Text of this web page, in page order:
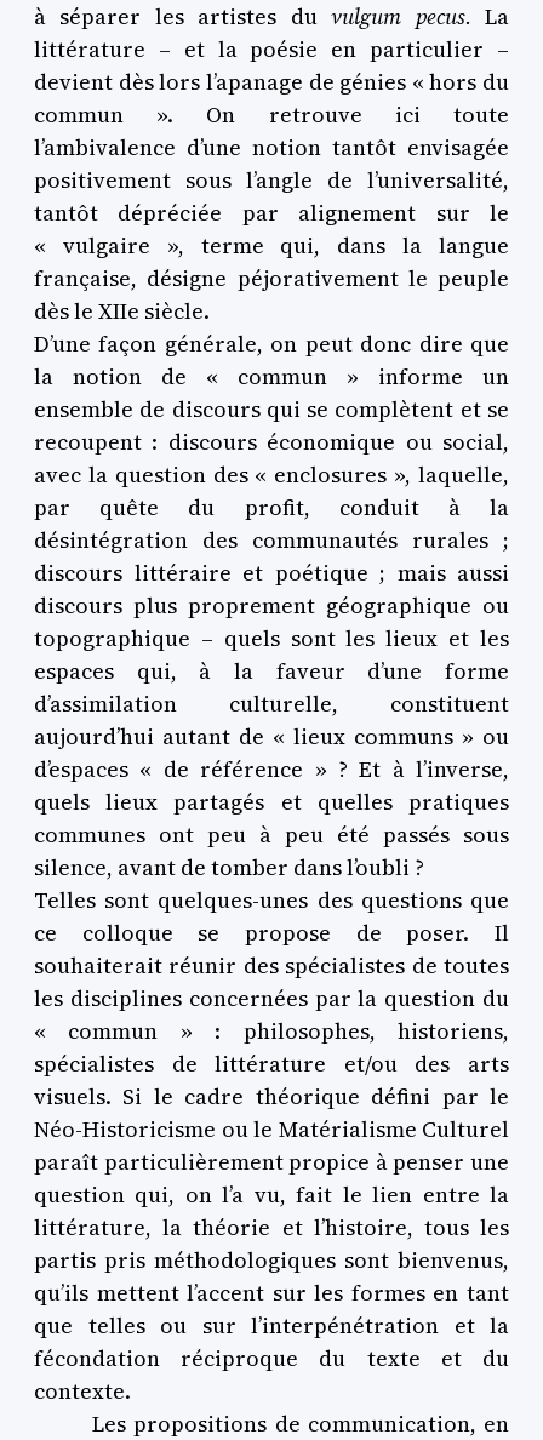
à séparer les artistes duvulgum pecus. La
littérature – et la poésie en particulier –
devient dès lors l’apanage de génies « hors du
commun ». On retrouve ici toute
l’ambivalence d’une notion tantôt envisagée
positivement sous l’angle de l’universalité,
tantôt dépréciée par alignement sur le
« vulgaire », terme qui, dans la langue
française, désigne péjorativement le peuple
dès le XIIe siècle.
D’une façon générale, on peut donc dire que
la notion de « commun » informe un
ensemble de discours qui se complètent et se
recoupent : discours économique ou social,
avec la question des « enclosures », laquelle,
par quête du profit, conduit à la
désintégration des communautés rurales ;
discours littéraire et poétique ; mais aussi
discours plus proprement géographique ou
topographique – quels sont les lieux et les
espaces qui, à la faveur d’une forme
d’assimilation culturelle, constituent
aujourd’hui autant de « lieux communs » ou
d’espaces « de référence » ? Et à l’inverse,
quels lieux partagés et quelles pratiques
communes ont peu à peu été passés sous
silence, avant de tomber dans l’oubli ?
Telles sont quelques-unes des questions que
ce colloque se propose de poser. Il
souhaiterait réunir des spécialistes de toutes
les disciplines concernées par la question du
« commun » : philosophes, historiens,
spécialistes de littérature et/ou des arts
visuels. Si le cadre théorique défini par le
Néo-Historicisme ou le Matérialisme Culturel
paraît particulièrement propice à penser une
question qui, on l’a vu, fait le lien entre la
littérature, la théorie et l’histoire, tous les
partis pris méthodologiques sont bienvenus,
qu’ils mettent l’accent sur les formes en tant
que telles ou sur l’interpénétration et la
fécondation réciproque du texte et du
contexte.
Les propositions de communication, en